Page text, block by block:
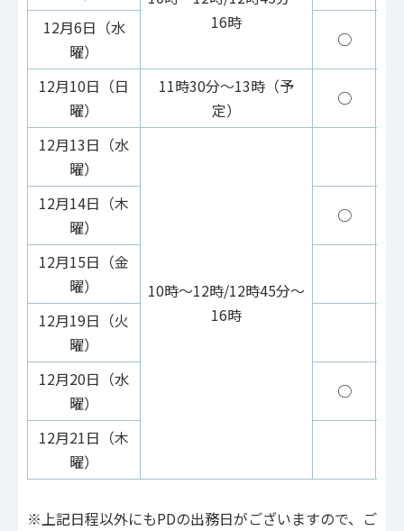
16時
12月6日（水
曜）
○
12月10日（日
曜）
11時30分～13時（予
定）
○
12月13日（水
曜）
10時～12時/12時45分～
16時
12月14日（木
曜）
○
12月15日（金
曜）
12月19日（火
曜）
12月20日（水
曜）
○
12月21日（木
曜）
※上記日程以外にもPDの出務日がございますので、ご